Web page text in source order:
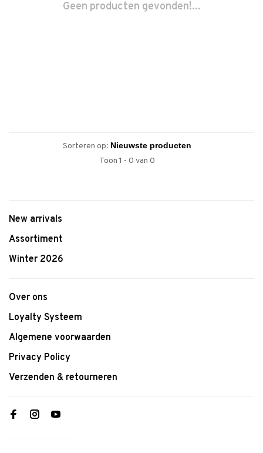
Geen producten gevonden!...
Sorteren op:
Toon 1 - 0 van 0
New arrivals
Assortiment
Winter 2026
Over ons
Loyalty Systeem
Algemene voorwaarden
Privacy Policy
Verzenden & retourneren